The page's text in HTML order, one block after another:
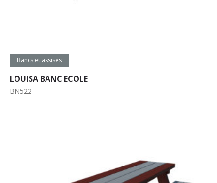
Lire la suite
Bancs et assises
LOUISA BANC ECOLE
BN522